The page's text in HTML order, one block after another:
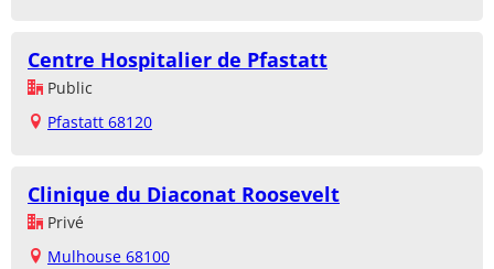
Centre Hospitalier de Pfastatt
Public
Pfastatt 68120
Clinique du Diaconat Roosevelt
Privé
Mulhouse 68100